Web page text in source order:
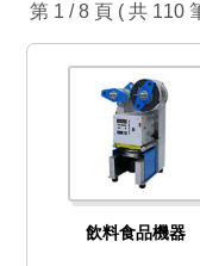
第 1 / 8 頁 ( 共 110
飲料食品機器